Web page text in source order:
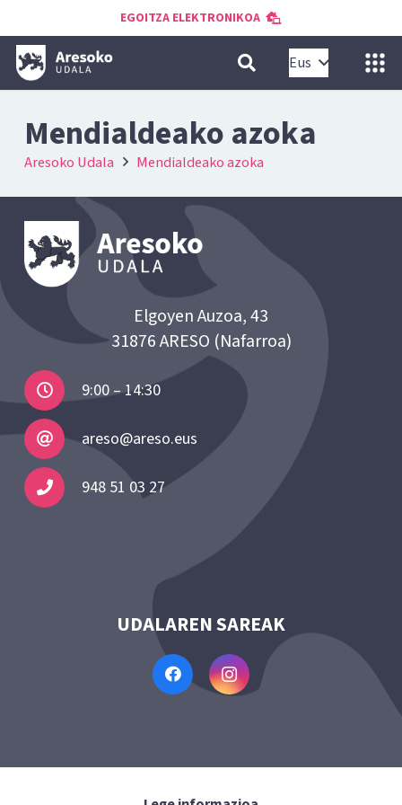
EGOITZA ELEKTRONIKOA
Eus
Mendialdeako azoka
Aresoko Udala Mendialdeako azoka
Elgoyen Auzoa, 43
31876 ARESO (Nafarroa)
9:00 – 14:30
areso@areso.eus
948 51 03 27
UDALAREN SAREAK